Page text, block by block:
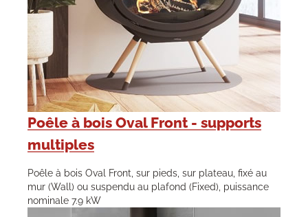
Poêle à bois Oval Front - supports
multiples
Poêle à bois Oval Front, sur pieds, sur plateau, fixé au
mur (Wall) ou suspendu au plafond (Fixed), puissance
nominale 7.9 kW